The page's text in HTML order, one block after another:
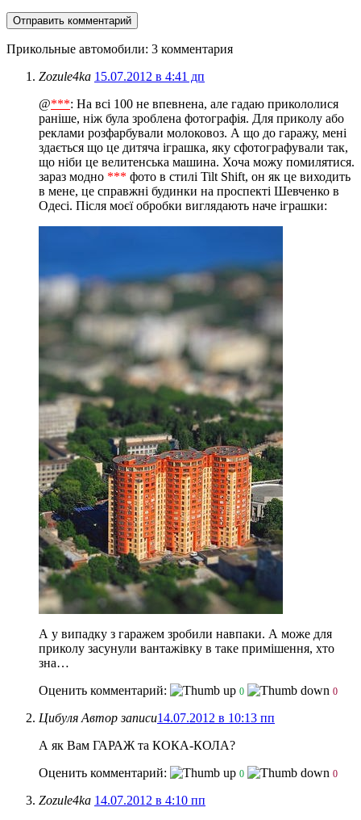
Прикольные автомобили: 3 комментария
Zozule4ka 15.07.2012 в 4:41 дп
@***: На всі 100 не впевнена, але гадаю прикололися
раніше, ніж була зроблена фотографія. Для приколу або
реклами розфарбували молоковоз. А що до гаражу, мені
здається що це дитяча іграшка, яку сфотографували так,
що ніби це велитенська машина. Хоча можу помилятися.
зараз модно *** фото в стилі Tilt Shift, он як це виходить
в мене, це справжні будинки на проспекті Шевченко в
Одесі. Після моєї обробки виглядають наче іграшки:
А у випадку з гаражем зробили навпаки. А може для
приколу засунули вантажівку в таке примішення, хто
зна…
Оценить комментарий:
0 0
Цибуля Автор записи14.07.2012 в 10:13 пп
А як Вам ГАРАЖ та КОКА-КОЛА?
Оценить комментарий:
0 0
Zozule4ka 14.07.2012 в 4:10 пп